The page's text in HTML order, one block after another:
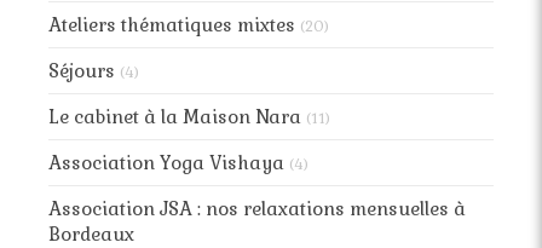
Ateliers thématiques mixtes (20)
Séjours (4)
Le cabinet à la Maison Nara (11)
Association Yoga Vishaya (4)
Association JSA : nos relaxations mensuelles à
Bordeaux